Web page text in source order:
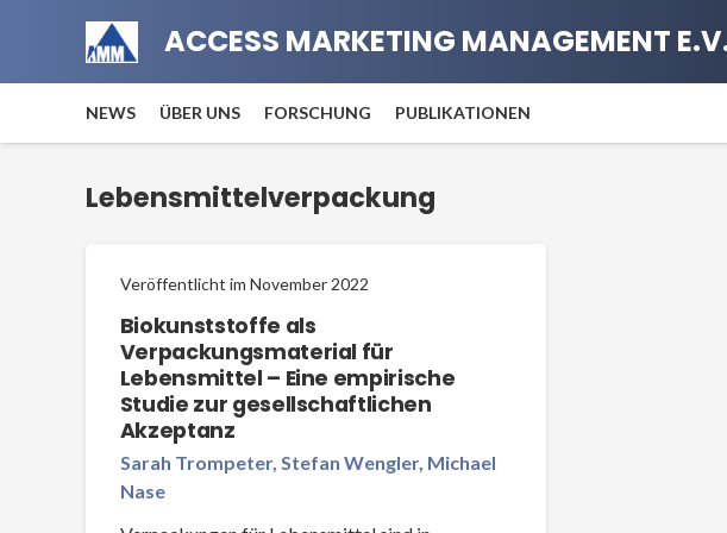
ACCESS MARKETING MANAGEMENT
NEWS ÜBER UNS FORSCHUNG PUBLIKATIONEN
Lebensmittelverpackung
Veröffentlicht im November 2022
Biokunststoffe als
Verpackungsmaterial für
Lebensmittel – Eine empirische
Studie zur gesellschaftlichen
Akzeptanz
Sarah Trompeter, Stefan Wengler, Michael
Nase